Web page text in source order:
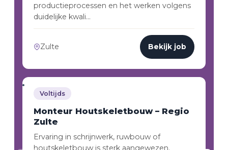
productieprocessen en het werken volgens
duidelijke kwali…
Zulte Bekijk job
Voltijds
Monteur Houtskeletbouw – Regio
Zulte
Ervaring in schrijnwerk, ruwbouw of
houtskeletbouw is sterk aangewezen.